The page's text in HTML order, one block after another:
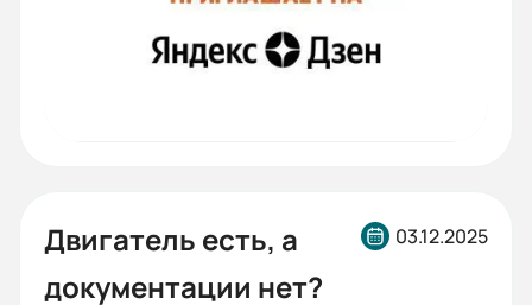
Двигатель есть, а
документации нет?
03.12.2025